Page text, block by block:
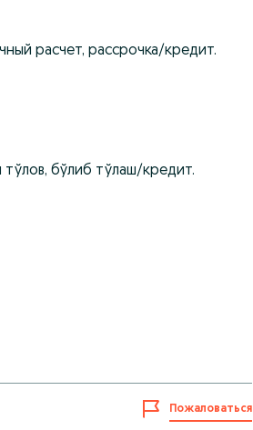
расчет, рассрочка/кредит.
тўлов, бўлиб тўлаш/кредит.
Пожаловаться